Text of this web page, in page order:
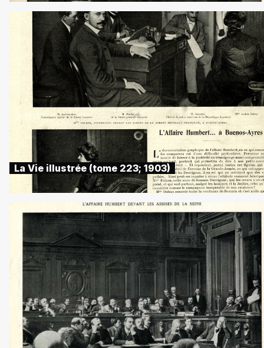
La Vie illustrée (tome 223; 1903)